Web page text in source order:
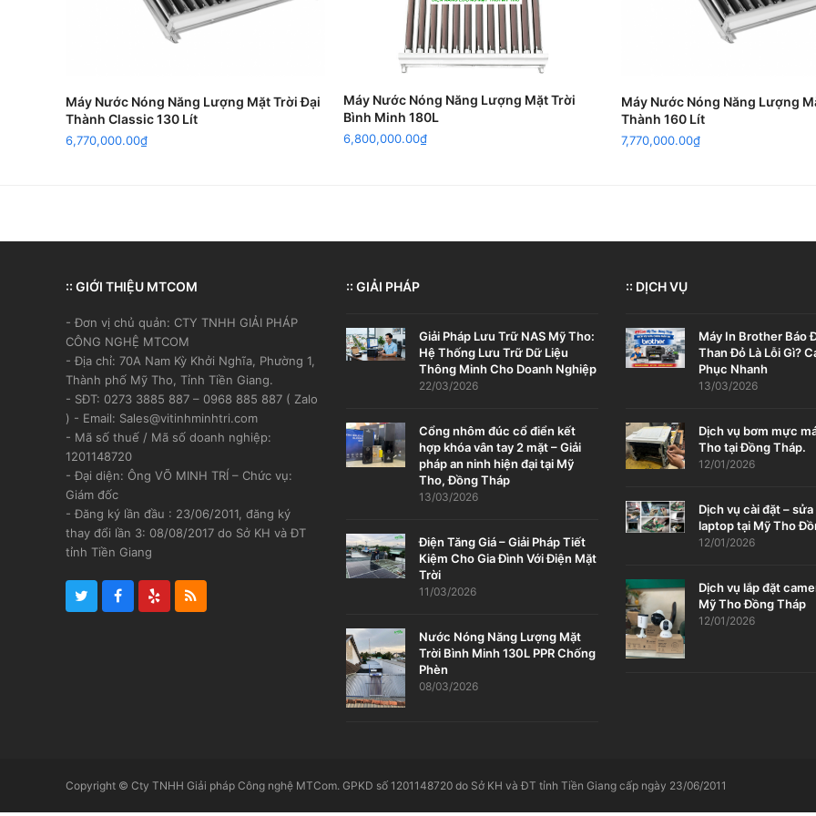
ADD TO CART
Máy Nước Nóng Năng Lượng Mặt Trời Đại
Thành Classic 130 Lít
6,770,000.00₫
ADD TO CART
Máy Nước Nóng Năng Lượng Mặt Trời
Bình Minh 180L
6,800,000.00₫
ADD TO CART
Máy Nước Nóng Năng Lượng
Thành 160 Lít
7,770,000.00₫
:: GIỚI THIỆU MTCOM
- Đơn vị chủ quản: CTY TNHH GIẢI PHÁP
CÔNG NGHỆ MTCOM
- Địa chỉ: 70A Nam Kỳ Khởi Nghĩa, Phường 1,
Thành phố Mỹ Tho, Tỉnh Tiền Giang.
- SĐT: 0273 3885 887 – 0968 885 887 ( Zalo
) - Email: Sales@vitinhminhtri.com
- Mã số thuế / Mã số doanh nghiệp:
1201148720
- Đại diện: Ông VÕ MINH TRÍ – Chức vụ:
Giám đốc
- Đăng ký lần đầu : 23/06/2011, đăng ký
thay đổi lần 3: 08/08/2017 do Sở KH và ĐT
tỉnh Tiền Giang
TwitterFacebook
Yelp RSS
:: GIẢI PHÁP
Giải Pháp Lưu Trữ NAS Mỹ Tho:
Hệ Thống Lưu Trữ Dữ Liệu
Thông Minh Cho Doanh Nghiệp
22/03/2026
Cổng nhôm đúc cổ điển kết
hợp khóa vân tay 2 mặt – Giải
pháp an ninh hiện đại tại Mỹ
Tho, Đồng Tháp
13/03/2026
Điện Tăng Giá – Giải Pháp Tiết
Kiệm Cho Gia Đình Với Điện Mặt
Trời
11/03/2026
Nước Nóng Năng Lượng Mặt
Trời Bình Minh 130L PPR Chống
Phèn
08/03/2026
:: DỊCH VỤ
Máy In Brother Báo
Than Đỏ Là Lỗi Gì?
Phục Nhanh
13/03/2026
Dịch vụ bơm mực
Tho tại Đồng Tháp.
12/01/2026
Dịch vụ cài đặt –
laptop tại Mỹ Tho
12/01/2026
Dịch vụ lắp đặt
Mỹ Tho Đồng Tháp
12/01/2026
Copyright © Cty TNHH Giải pháp Công nghệ MTCom. GPKD số 1201148720 do Sở KH và ĐT tỉnh Tiền Giang cấp ngày 23/06/2011